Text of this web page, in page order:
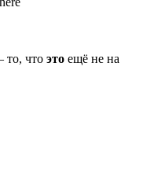
то, что это ещё не на